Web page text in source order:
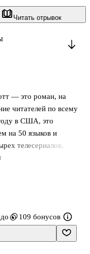
Читать отрывок
— это роман, на
читателей по всему
в США, это
на 50 языков и
телесериалов,
Марч подрастают
сестры:
на котором им
опасности и
и настоящие друзья.
109 бонусов